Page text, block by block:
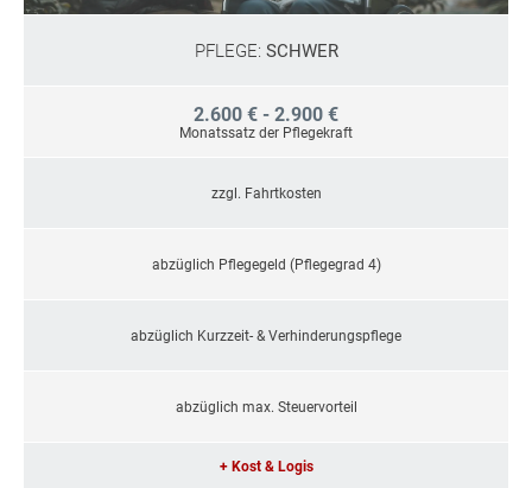
PFLEGE: SCHWER
2.600 € - 2.900 €
Monatssatz der Pflegekraft
zzgl. Fahrtkosten
abzüglich Pflegegeld (Pflegegrad 4)
abzüglich Kurzzeit- & Verhinderungspflege
abzüglich max. Steuervorteil
+ Kost & Logis